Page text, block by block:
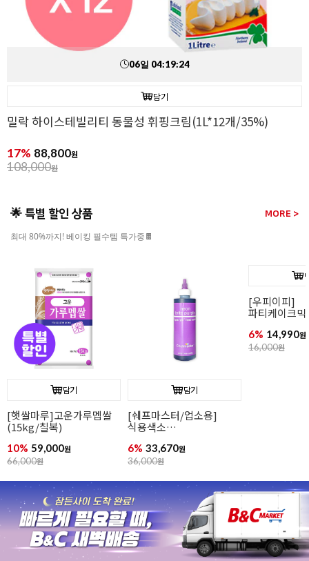
06일 04:19:23
담기
밀락 하이스테빌리티 동물성 휘핑크림(1L*12개/35%)
17% 88,800원
108,000원
🌟 특별 할인 상품 MORE >
최대 80%까지! 베이킹 필수템 특가중🍫
담기
[우피이피]
파티케이크믹스(바나나)
6% 14,990
16,000원
파티케이크믹스(북어/